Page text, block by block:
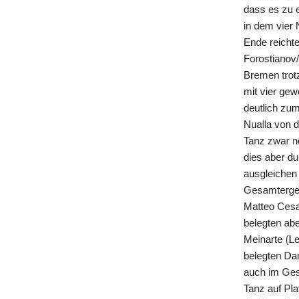
dass es zu
in dem vier
Ende
Bremen
mit vier
deutlich
Nualla von
Tanz zwar
dies aber
Matteo
belegten
Meinarte
belegten
auch im
Tanz auf